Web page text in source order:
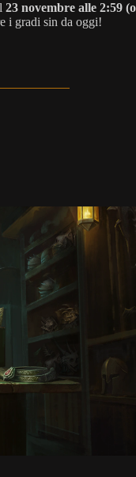
23 novembre alle 2:59
i gradi sin da oggi!